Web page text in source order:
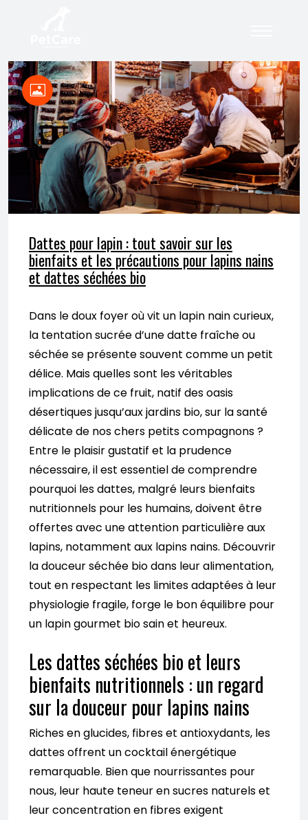
Dattes pour lapin : tout savoir sur les
bienfaits et les précautions pour lapins nains
et dattes séchées bio
Dans le doux foyer où vit un lapin nain curieux,
la tentation sucrée d’une datte fraîche ou
séchée se présente souvent comme un petit
délice. Mais quelles sont les véritables
implications de ce fruit, natif des oasis
désertiques jusqu’aux jardins bio, sur la santé
délicate de nos chers petits compagnons ?
Entre le plaisir gustatif et la prudence
nécessaire, il est essentiel de comprendre
pourquoi les dattes, malgré leurs bienfaits
nutritionnels pour les humains, doivent être
offertes avec une attention particulière aux
lapins, notamment aux lapins nains. Découvrir
la douceur séchée bio dans leur alimentation,
tout en respectant les limites adaptées à leur
physiologie fragile, forge le bon équilibre pour
un lapin gourmet bio sain et heureux.
Les dattes séchées bio et leurs
bienfaits nutritionnels : un regard
sur la douceur pour lapins nains
Riches en glucides, fibres et antioxydants, les
dattes offrent un cocktail énergétique
remarquable. Bien que nourrissantes pour
nous, leur haute teneur en sucres naturels et
leur concentration en fibres exigent